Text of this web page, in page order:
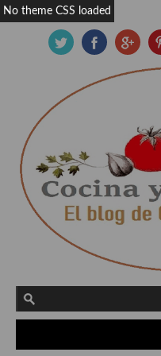
No theme CSS loaded